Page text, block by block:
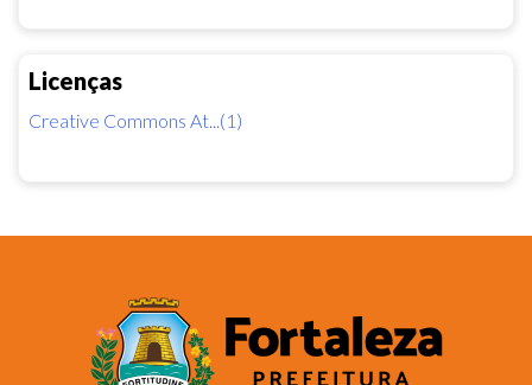
Licenças
Creative Commons At...(1)